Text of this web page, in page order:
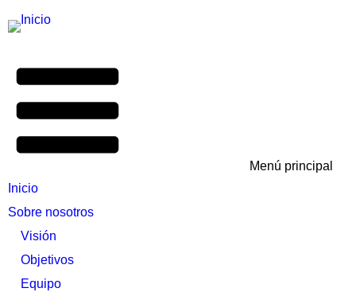
Menú principal
Inicio
Sobre nosotros
Visión
Objetivos
Equipo